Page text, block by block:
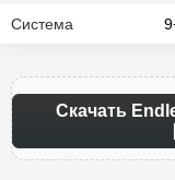
Система
Скачать